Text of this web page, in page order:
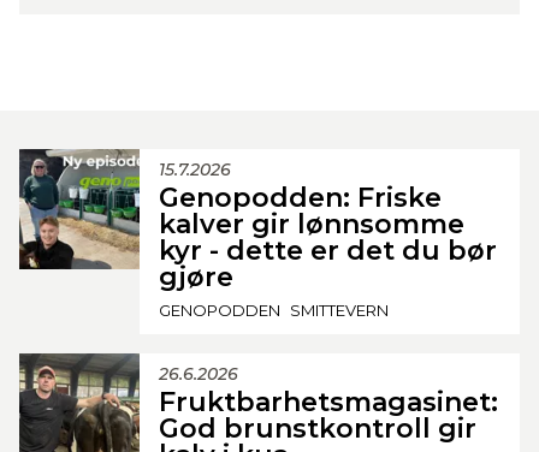
15.7.2026
Genopodden: Friske
kalver gir lønnsomme
kyr - dette er det du bør
gjøre
GENOPODDEN SMITTEVERN
26.6.2026
Fruktbarhetsmagasinet:
God brunstkontroll gir